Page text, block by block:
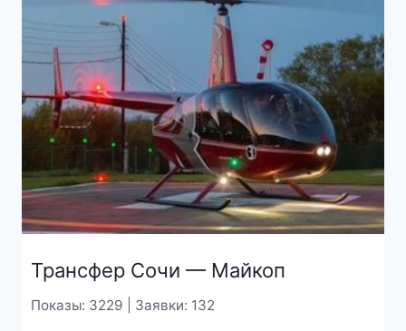
Трансфер Сочи — Майкоп
Показы: 3229 | Заявки: 132